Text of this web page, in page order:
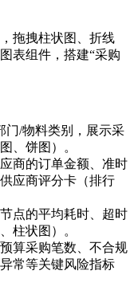
拖拽柱状图、折线
表组件，搭建“采购
门/物料类别，展示采
、饼图）。
商的订单金额、准时
应商评分卡（排行
点的平均耗时、超时
柱状图）。
算采购笔数、不合规
常等关键风险指标